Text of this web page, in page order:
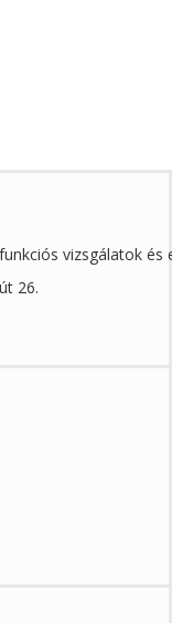
vizsgálatok
26.